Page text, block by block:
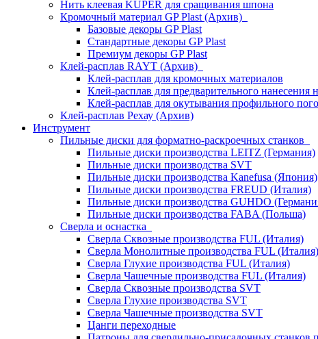
Нить клеевая KUPER для сращивания шпона
Кромочный материал GP Plast (Архив)
Базовые декоры GP Plast
Стандартные декоры GP Plast
Премиум декоры GP Plast
Клей-расплав RAYT (Архив)
Клей-расплав для кромочных материалов
Клей-расплав для предварительного нанесения
Клей-расплав для окутывания профильного
Клей-расплав Рехау (Архив)
Инструмент
Пильные диски для форматно-раскроечных станков
Пильные диски производства LEITZ (Германия)
Пильные диски производства SVT
Пильные диски производства Kanefusa (Япония)
Пильные диски производства FREUD (Италия)
Пильные диски производства GUHDO
Пильные диски производства FABA (Польша)
Сверла и оснастка
Сверла Сквозные производства FUL (Италия)
Сверла Монолитные производства FUL (Италия)
Сверла Глухие производства FUL (Италия)
Сверла Чашечные производства FUL (Италия)
Сверла Сквозные производства SVT
Сверла Глухие производства SVT
Сверла Чашечные производства SVT
Цанги переходные